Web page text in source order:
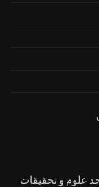
علوم و تحقیقات